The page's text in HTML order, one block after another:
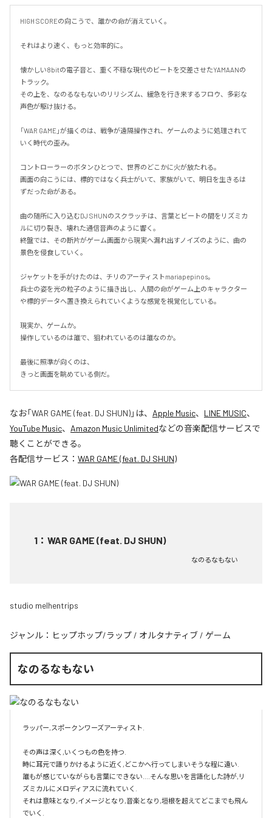
HIGH SCOREの向こうで、誰かの命が消えていく。
それはより速く、もっと効率的に。
懐かしい8bitの電子音と、重く不穏な現代のビートを交差させたYAMAANの
トラック。
その上を、なのるなもないのリリシズム、緩急を行き来するフロウ、多彩な
声色が駆け抜ける。
「WAR GAME」が描くのは、戦争が遠隔操作され、ゲームのように処理されて
いく時代の歪み。
コントローラーのボタンひとつで、世界のどこかに火が放たれる。
画面の向こうには、標的ではなく兵士がいて、家族がいて、明日を生きるは
ずだった命がある。
曲の随所に入り込むDJ SHUNのスクラッチは、言葉とビートの間をリズミカ
ルに切り裂き、壊れた通信音声のように響く。
終盤では、その断片がゲーム画面から現実へ漏れ出すノイズのように、曲の
景色を侵食していく。
ジャケットを手がけたのは、チリのアーティストmariapepinos。
兵士の姿を光の粒子のように描き出し、人間の命がゲーム上のキャラクター
や標的データへ置き換えられていくような感覚を視覚化している。
現実か、ゲームか。
操作しているのは誰で、狙われているのは誰なのか。
最後に照準が向くのは、
きっと画面を眺めている側だ。
なお「WAR GAME (feat. DJ SHUN)」は、 Apple Music、 LINE MUSIC、
YouTube Music、 Amazon Music Unlimitedなどの音楽配信サービスで
聴くことができる。
各配信サービス： WAR GAME (feat. DJ SHUN)
1 ： WAR GAME (feat. DJ SHUN)
なのるなもない
studio melhentrips
ジャンル： ヒップホップ/ラップ / オルタナティブ / ゲーム
なのるなもない
ラッパー,スポークンワーズアーティスト.
その声は深く,いくつもの色を持つ.
時に耳元で語りかけるように近く,どこかへ行ってしまいそうな程に遠い.
誰もが感じていながらも言葉にできない....そんな思いを言語化した詩が,リ
ズミカルにメロディアスに流れていく.
それは意味となり,イメージとなり,音楽となり,垣根を超えてどこまでも飛ん
でいく.